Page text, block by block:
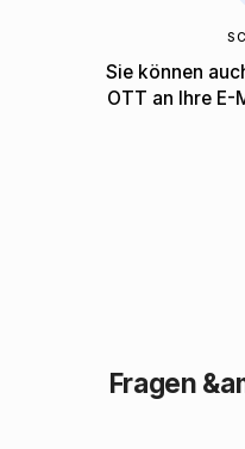
Sie können
OTT an Ihre E-
Fragen